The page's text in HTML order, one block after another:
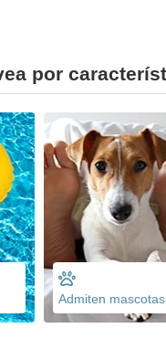
por
Admiten mascotas